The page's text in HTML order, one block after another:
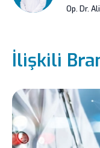
Op. Dr.
İlişkili